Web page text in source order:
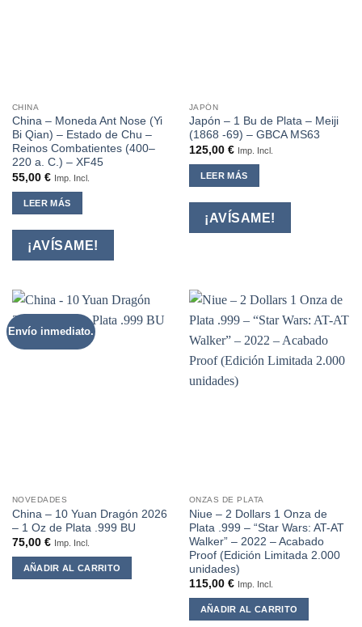
CHINA
China – Moneda Ant Nose (Yi
Bi Qian) – Estado de Chu –
Reinos Combatientes (400–
220 a. C.) – XF45
55,00 € Imp. Incl.
LEER MÁS
¡AVÍSAME!
JAPÓN
Japón – 1 Bu de Plata – Meiji
(1868 -69) – GBCA MS63
125,00 € Imp. Incl.
LEER MÁS
¡AVÍSAME!
Envío inmediato.
NOVEDADES
China – 10 Yuan Dragón 2026
– 1 Oz de Plata .999 BU
75,00 € Imp. Incl.
AÑADIR AL CARRITO
ONZAS DE PLATA
Niue – 2 Dollars 1 Onza de
Plata .999 – “Star Wars: AT-AT
Walker” – 2022 – Acabado
Proof (Edición Limitada 2.000
unidades)
115,00 € Imp. Incl.
AÑADIR AL CARRITO